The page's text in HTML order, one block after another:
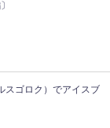
スゴロク）でアイスブ